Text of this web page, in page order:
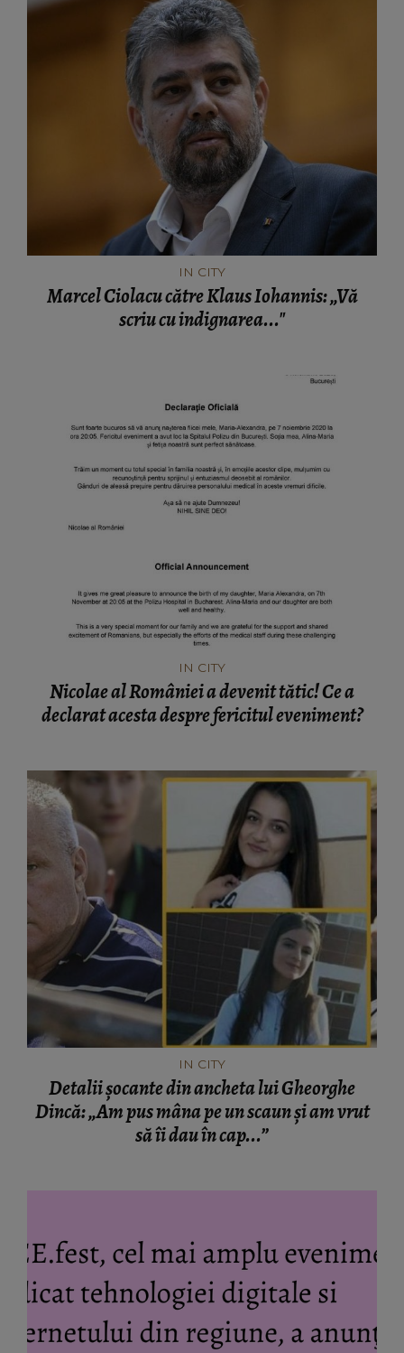
IN CITY
Marcel Ciolacu către Klaus Iohannis: „Vă
scriu cu indignarea..."
IN CITY
Nicolae al României a devenit tătic! Ce a
declarat acesta despre fericitul eveniment?
IN CITY
Detalii șocante din ancheta lui Gheorghe
Dincă: „Am pus mâna pe un scaun și am vrut
să îi dau în cap...”